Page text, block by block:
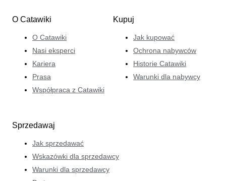
O Catawiki
O Catawiki
Nasi eksperci
Kariera
Prasa
Współpraca z Catawiki
Kupuj
Jak kupować
Ochrona nabywców
Historie Catawiki
Warunki dla nabywcy
Sprzedawaj
Jak sprzedawać
Wskazówki dla sprzedawcy
Warunki dla sprzedawcy